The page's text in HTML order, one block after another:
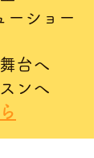
ーショー
台へ
ンへ